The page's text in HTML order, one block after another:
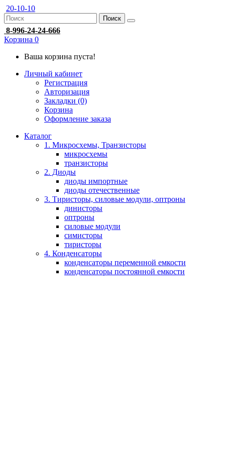
20-10-10
Поиск
8-996-24-24-666
Корзина 0
Ваша корзина пуста!
Личный кабинет
Регистрация
Авторизация
Закладки (0)
Корзина
Оформление заказа
Каталог
1. Микросхемы, Транзисторы
микросхемы
транзисторы
2. Диоды
диоды импортные
диоды отечественные
3. Тиристоры, силовые модули, оптроны
динисторы
оптроны
силовые модули
симисторы
тиристоры
4. Конденсаторы
конденсаторы переменной емкости
конденсаторы постоянной емкости